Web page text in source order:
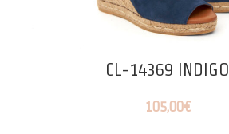
CL-14369 INDIGO
105,00€